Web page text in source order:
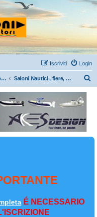
Login
Iscriviti
News e anteprime: Forum/Clubs/Fiere ed eventi a tema gommone/nautica Saloni Nautici , fiere, eventi e rassegna stampa
É NECESSARIO